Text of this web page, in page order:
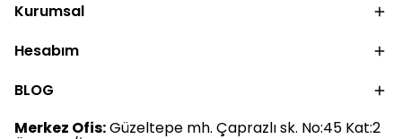
Kurumsal
Hesabım
BLOG
Merkez Ofis:Güzeltepe mh. Çaprazlı sk. No:45 Kat:2